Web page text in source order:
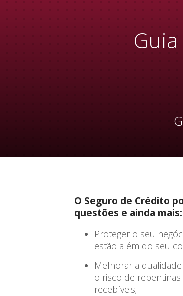
O Seguro de Crédito
questões e ainda mais:
Proteger o seu
estão além do seu
Melhorar a
o risco de
recebíveis;